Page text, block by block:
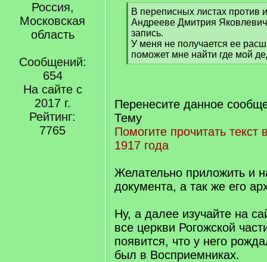
Россия,
Московская
область
Сообщений:
654
На сайте с
2017 г.
Рейтинг:
7765
[
q
]
В переписных листах против
Андрееве Дмитрия
запись.
У меня не получается ее
поможет мне найти где мой
[
Перенесите данное
Тему
Помогите прочитать текст
1917 года
Желательно приложить и
документа, а так же его
Ну, а далее изучайте на
все церкви Рогожской
появится, что у него
был в Восприемниках.